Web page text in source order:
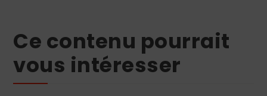
Ce contenu pourrait
vous intéresser